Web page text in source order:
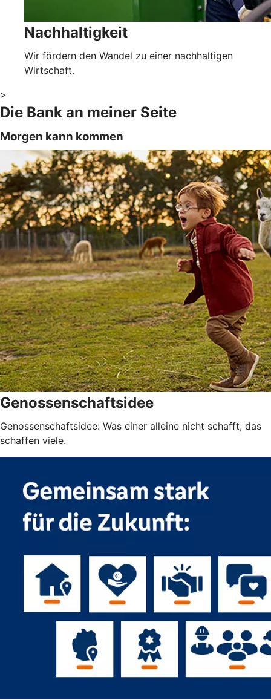
Nachhaltigkeit
Wir fördern den Wandel zu einer nachhaltigen
Wirtschaft.
>
Die Bank an meiner Seite
Morgen kann kommen
Genossenschaftsidee
Genossenschaftsidee: Was einer alleine nicht schafft, das
schaffen viele.